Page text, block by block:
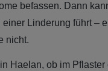
befassen. Dann
Linderung führt –
nicht.
Haelan, ob im